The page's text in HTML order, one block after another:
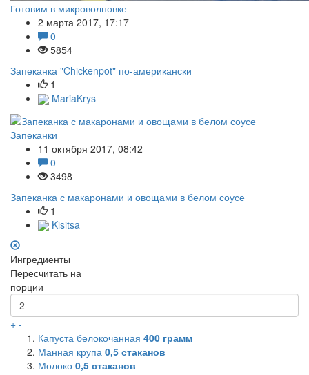
Готовим в микроволновке
2 марта 2017, 17:17
0
5854
Запеканка "Chickenpot" по-американски
1
MariaKrys
Запеканки
11 октября 2017, 08:42
0
3498
Запеканка с макаронами и овощами в белом соусе
1
Kisitsa
Ингредиенты
Пересчитать на
порции
+ -
Капуста белокочанная 400 грамм
Манная крупа 0,5 стаканов
Молоко 0,5 стаканов